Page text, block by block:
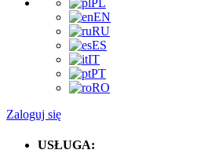
EN
RU
ES
IT
PT
RO
Zaloguj się
USŁUGA: